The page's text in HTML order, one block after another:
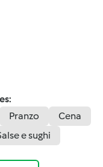
Pranzo
Cena
e sughi